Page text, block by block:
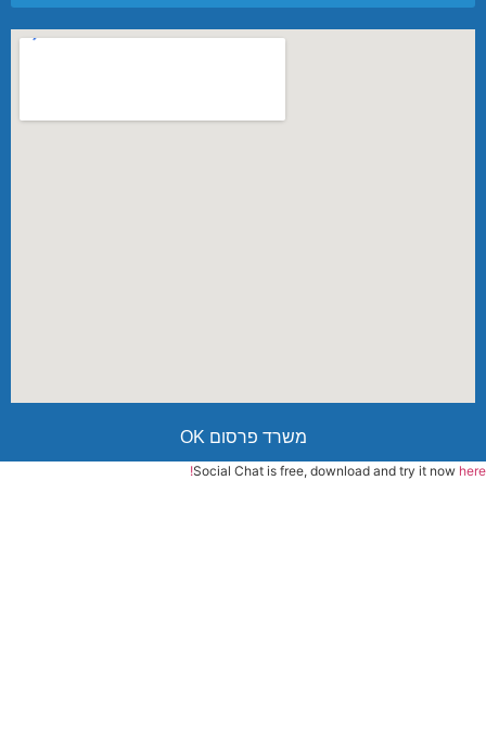
משרד פרסום OK
Social Chat is free, download and try it now here!